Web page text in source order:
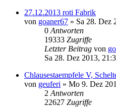
27.12.2013 roti Fabrik
von goaner67 » Sa 28. Dez
0 Antworten
19333 Zugriffe
Letzter Beitrag von
Sa 28. Dez 2013,
Chlausestaempfele V,
von geuferi » Mo 9. Dez
2 Antworten
22627 Zugriffe